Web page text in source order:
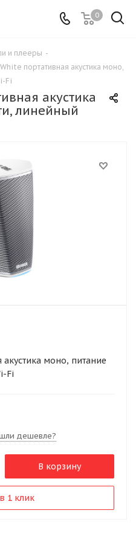
0
и плееры -
White портативная акустика моно,
Fi
акустика
линейный
акустика моно, питание
Fi
дешевле?
В корзину
1 клик